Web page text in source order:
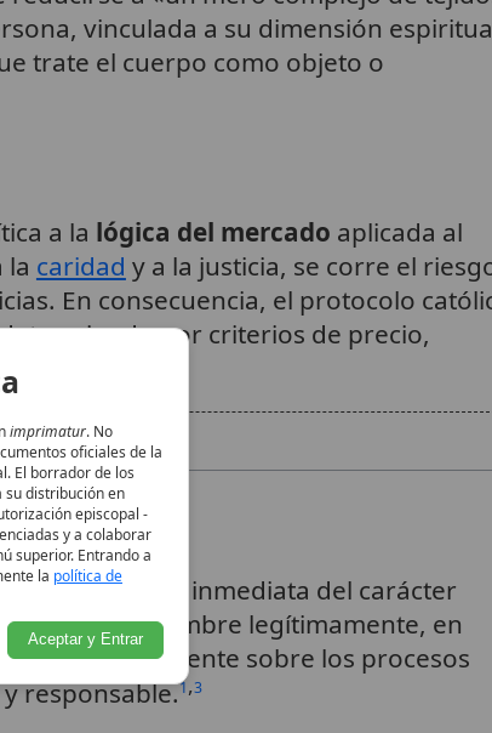
vinculada a su dimensión
trate el cuerpo como objeto o
a la lógica del mercado aplicada al
la caridad y a la justicia, se corre el
En consecuencia, el protocolo
por criterios de precio,
consecuencia inmediata del carácter
en su nombre legítimamente, en
suficiente sobre los procesos
responsable.1,3
imprimatur. No
oficiales de la
El borrador de los
su distribución en
episcopal -
y a colaborar
superior. Entrando a
la política de
Aceptar y Entrar